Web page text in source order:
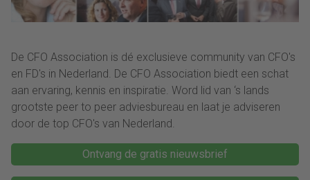
De CFO Association is dé exclusieve community van CFO's
en FD's in Nederland. De CFO Association biedt een schat
aan ervaring, kennis en inspiratie. Word lid van ‘s lands
grootste peer to peer adviesbureau en laat je adviseren
door de top CFO's van Nederland.
Ontvang de gratis nieuwsbrief